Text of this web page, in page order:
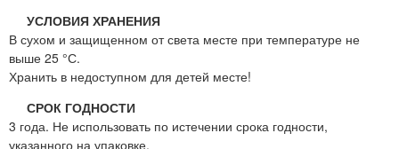
УСЛОВИЯ ХРАНЕНИЯ
В сухом и защищенном от света месте при температуре не
выше 25 °С.
Хранить в недоступном для детей месте!
СРОК ГОДНОСТИ
3 года. Не использовать по истечении срока годности,
указанного на упаковке.